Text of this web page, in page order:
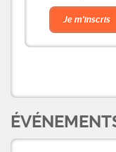
Je m'inscris